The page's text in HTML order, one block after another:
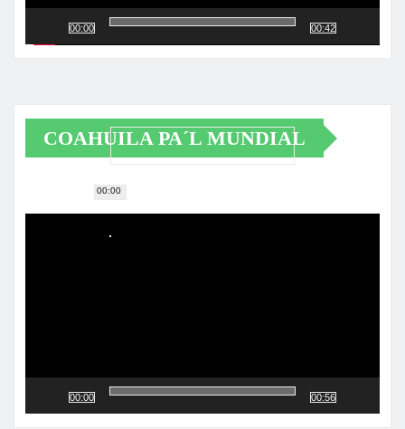
00:00
00:00
00:42
COAHUILA PA´L MUNDIAL
Reproductor
00:00 00:56